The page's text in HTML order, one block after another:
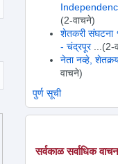
(2-वाचने)
शेतकरी
- चंद्रपूर
...(2-
नेता नव्हे,
वाचने)
पुर्ण सूची
सर्वकाळ सर्वाधिक